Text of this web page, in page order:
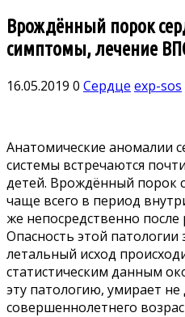
Врождённый порок
симптомы, лечение
16.05.2019 0 Сердце exp-sos
Анатомические аномалии
системы встречаются
детей. Врождённый порок
чаще всего в период
же непосредственно
Опасность этой патологии
летальный исход
статистическим данным
эту патологию, умирает не
совершеннолетнего